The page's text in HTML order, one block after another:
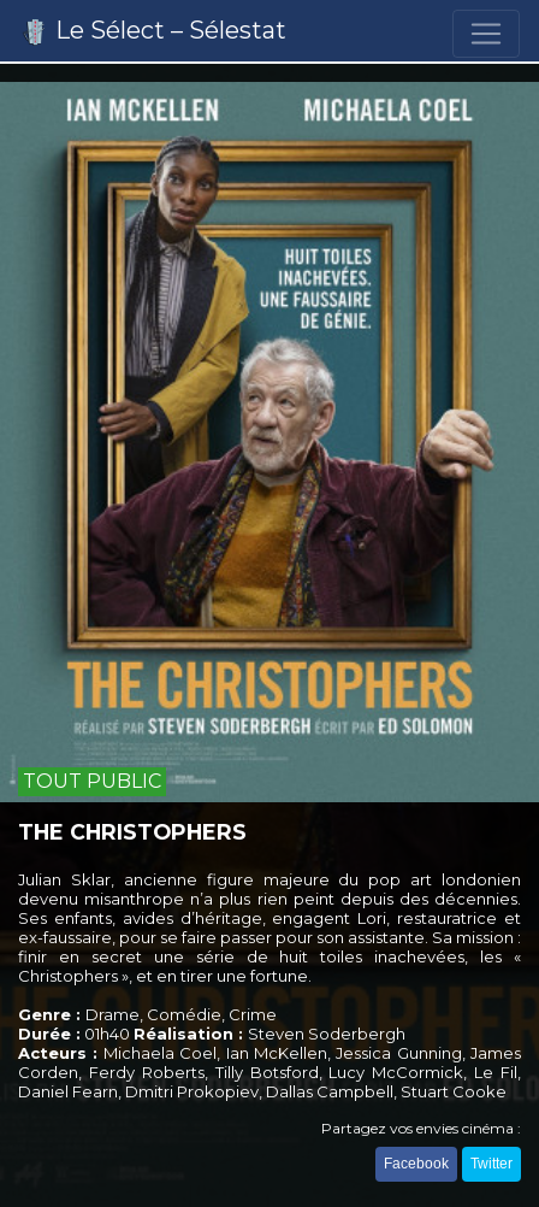
Le Sélect – Sélestat
TOUT PUBLIC
THE CHRISTOPHERS
Julian Sklar, ancienne figure majeure du pop art londonien
devenu misanthrope n’a plus rien peint depuis des décennies.
Ses enfants, avides d’héritage, engagent Lori, restauratrice et
ex-faussaire, pour se faire passer pour son assistante. Sa mission :
finir en secret une série de huit toiles inachevées, les «
Christophers », et en tirer une fortune.
Genre : Drame, Comédie, Crime
Durée : 01h40 Réalisation : Steven Soderbergh
Acteurs : Michaela Coel, Ian McKellen, Jessica Gunning, James
Corden, Ferdy Roberts, Tilly Botsford, Lucy McCormick, Le Fil,
Daniel Fearn, Dmitri Prokopiev, Dallas Campbell, Stuart Cooke
Partagez vos envies cinéma :
Facebook Twitter